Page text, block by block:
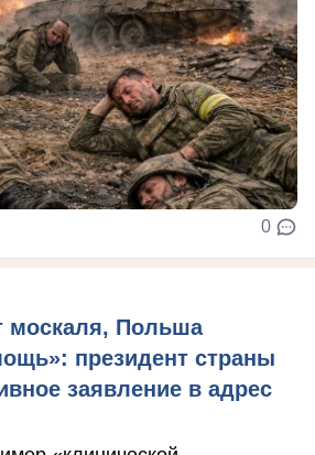
0
москаля, Польша
президент страны
заявление в адрес